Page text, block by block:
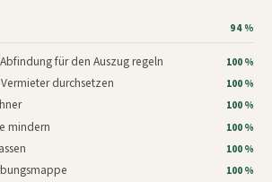
94 %
für den Auszug regeln 100 %
durchsetzen 100 %
100 %
mindern 100 %
100 %
100 %